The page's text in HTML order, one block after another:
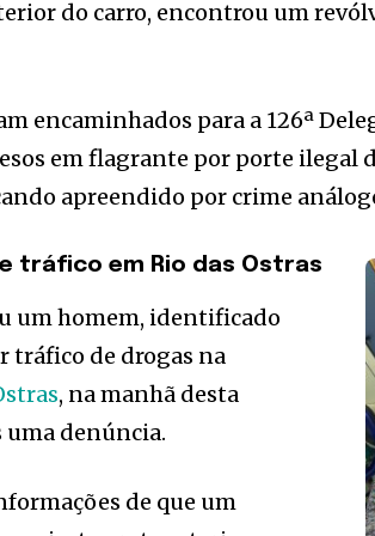
do carro, encontrou um
encaminhados para a 126ª
em flagrante por porte ilegal
apreendido por crime
tráfico em Rio das Ostras
um homem, identificado
tráfico de drogas na
, na manhã desta
uma denúncia.
de que um